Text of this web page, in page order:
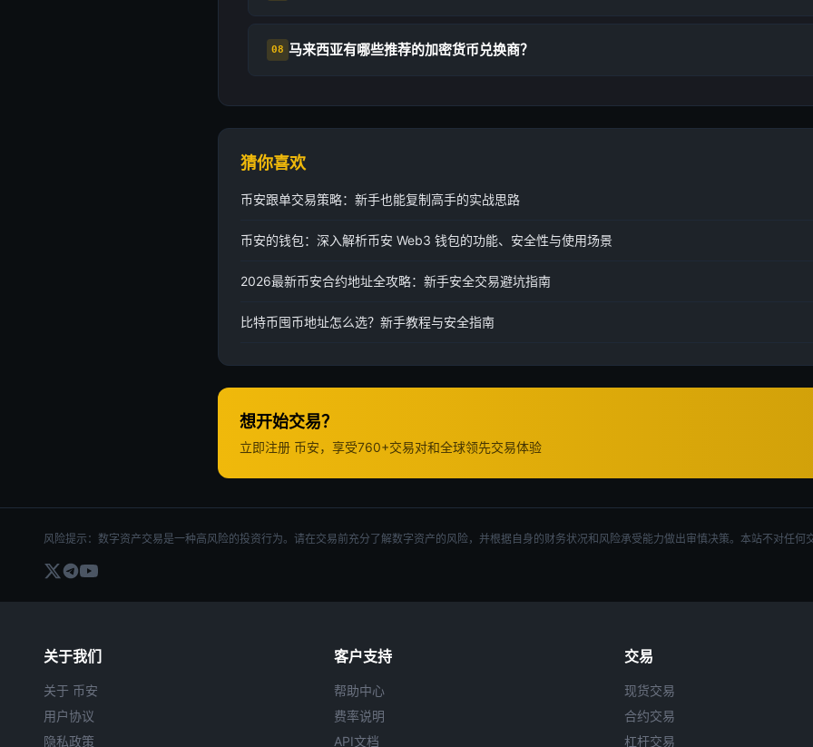
08 马来西亚有哪些推荐的加密货币兑换商？
猜你喜欢
币安跟单交易策略：新手也能复制高手的实战思路
币安的钱包：深入解析币安 Web3 钱包的功能、安全性与使用场景
2026最新币安合约地址全攻略：新手安全交易避坑指南
比特币囤币地址怎么选？新手教程与安全指南
想开始交易？
立即注册 币安，享受760+交易对和全球领先交易体验
风险提示：数字资产交易是一种高风险的投资行为。请在交易前充分了解数字资产的风险，并根据自身的财务状况和风险承受能力做出审慎决策。本站不对任何
关于我们
关于 币安
用户协议
隐私政策
客户支持
帮助中心
费率说明
API文档
交易
现货交易
合约交易
杠杆交易